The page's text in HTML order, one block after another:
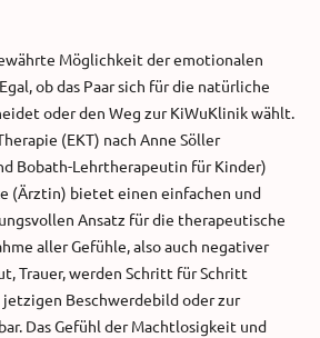
Möglichkeit der emotionalen
ob das Paar sich für die natürliche
oder den Weg zur KiWuKlinik wählt.
(EKT) nach Anne Söller
Bobath-Lehrtherapeutin für Kinder)
(Ärztin) bietet einen einfachen und
Ansatz für die therapeutische
aller Gefühle, also auch negativer
Trauer, werden Schritt für Schritt
jetzigen Beschwerdebild oder zur
Das Gefühl der Machtlosigkeit und